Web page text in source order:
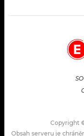
Copyright
Obsah serveru je